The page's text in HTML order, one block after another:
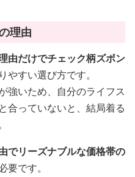
理由
由だけでチェック柄ズボン
やすい選び方です。
強いため、自分のライフス
合っていないと、結局着る
でリーズナブルな価格帯の
要です。